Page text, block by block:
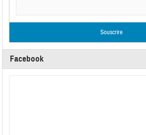
Facebook